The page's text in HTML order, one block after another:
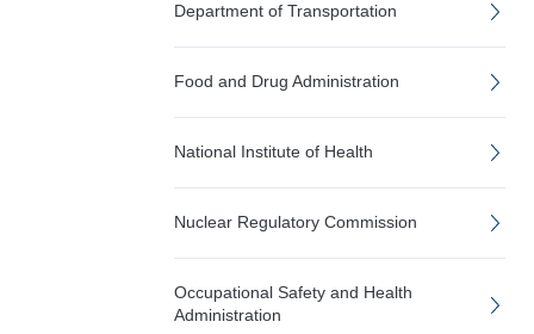
Department of Transportation
Food and Drug Administration
National Institute of Health
Nuclear Regulatory Commission
Occupational Safety and Health
Administration